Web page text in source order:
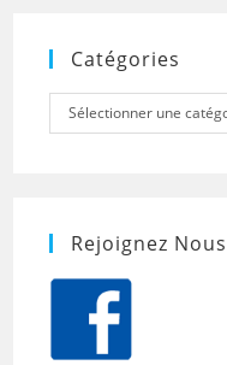
Catégories
Catégories
Sélectionner une
Rejoignez